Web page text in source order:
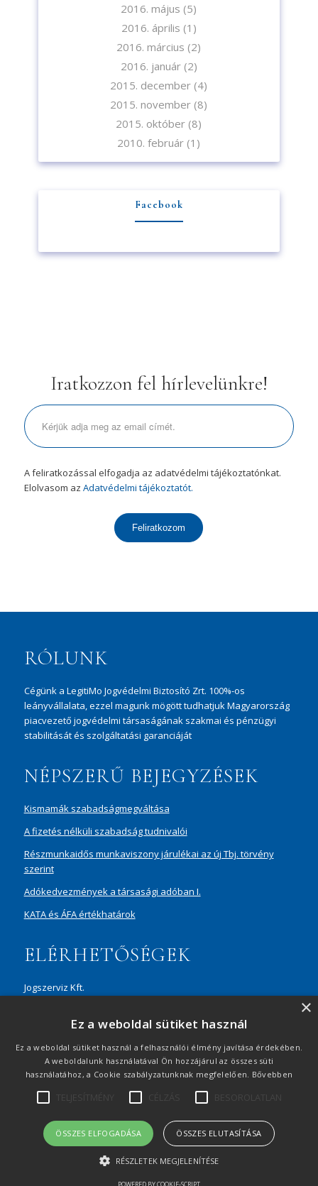
2016. május (5)
2016. április (1)
2016. március (2)
2016. január(2)
2015. december (4)
2015. november (8)
2015. október (8)
2010. február (1)
Facebook
Iratkozzon fel hírlevelünkre!
A feliratkozással elfogadja az adatvédelmi tájékoztatónkat.
Elolvasom az Adatvédelmi tájékoztatót.
Feliratkozom
RÓLUNK
Cégünk a LegitiMo Jogvédelmi Biztosító Zrt. 100%-os
leányvállalata, ezzel magunk mögött tudhatjuk Magyarország
piacvezető jogvédelmi társaságának szakmai és pénzügyi
stabilitását és szolgáltatási garanciáját
NÉPSZERŰ BEJEGYZÉSEK
Kismamák szabadságmegváltása
A fizetés nélküli szabadság tudnivalói
Részmunkaidős munkaviszony járulékai az új Tbj. törvény
szerint
Adókedvezmények a társasági adóban I.
KATA és ÁFA értékhatárok
ELÉRHETŐSÉGEK
Jogszerviz Kft.
+36 20 429 0716
ertekesites@jogszerviz.hu
Oldaltérkép|© 2021 Minden jog fenntartva
×
Ez a weboldal sütiket használ
Ez a weboldal sütiket használ a felhasználói élmény javítása érdekében.
A weboldalunk használatával Ön hozzájárul az összes süti
használatához, a Cookie szabályzatunknak megfelelően. Bővebben
BESOROLATLAN
ÖSSZES ELFOGADÁSA ÖSSZES ELUTASÍTÁSA
RÉSZLETEK MEGJELENÍTÉSE